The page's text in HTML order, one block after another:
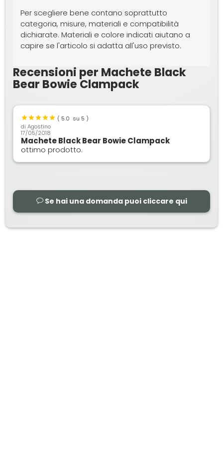
Per scegliere bene contano soprattutto
categoria, misure, materiali e compatibilità
dichiarate. Materiali e colore indicati aiutano a
capire se l'articolo si adatta all'uso previsto.
Recensioni per Machete Black
Bear Bowie Clampack
( 5.0 su 5 )
diAgostino
17/05/2018
Machete Black Bear Bowie Clampack
ottimo prodotto.
Se hai una domanda puoi cliccare qui